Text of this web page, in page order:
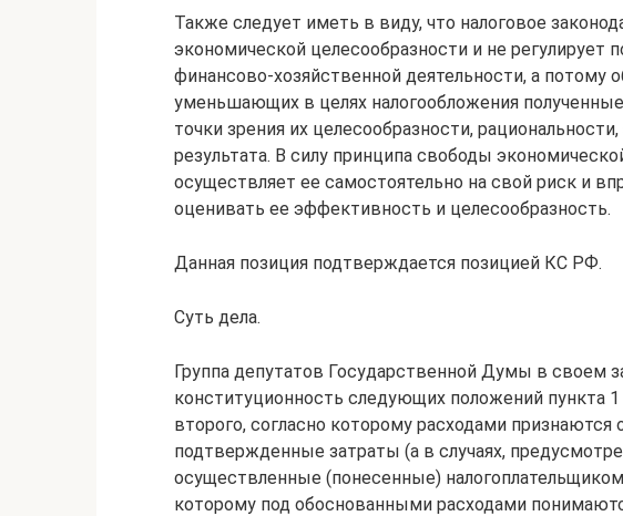
Также следует иметь в виду, что налоговое
экономической целесообразности и не регулирует
финансово-хозяйственной деятельности, а потому
уменьшающих в целях налогообложения
точки зрения их целесообразности,
результата. В силу принципа свободы
осуществляет ее самостоятельно на свой риск и
оценивать ее эффективность и целесообразность.
Данная позиция подтверждается позицией КС РФ.
Суть дела.
Группа депутатов Государственной Думы в своем
конституционность следующих положений пункта
второго, согласно которому расходами
подтвержденные затраты (а в случаях,
осуществленные (понесенные)
которому под обоснованными расходами